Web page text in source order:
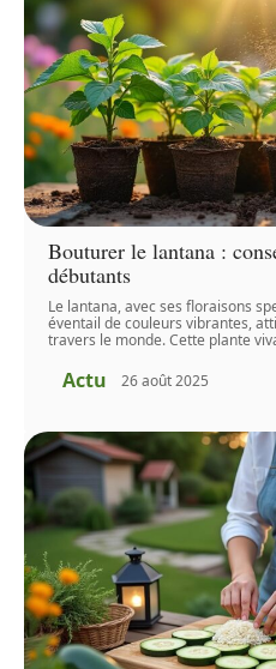
Bouturer le lantana :
débutants
Le lantana, avec ses floraisons
éventail de couleurs vibrantes,
travers le monde. Cette plante
Actu 26 août 2025